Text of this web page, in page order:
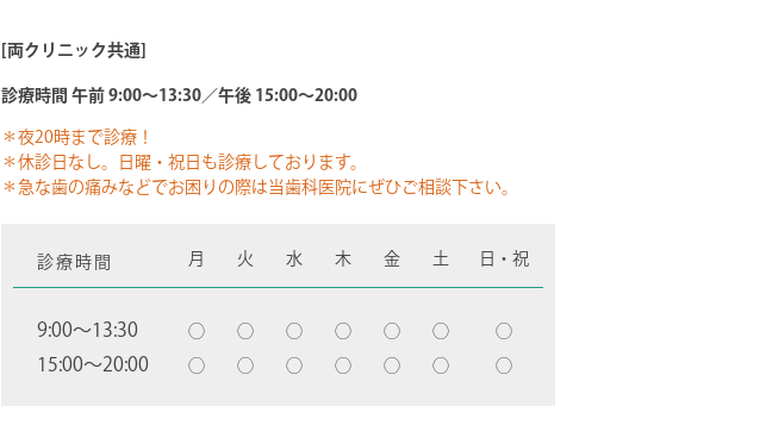
[両クリニック共通]
診療時間 午前 9:00～13:30／午後 15:00～20:00
＊夜20時まで診療！
＊休診日なし。日曜・祝日も診療しております。
＊急な歯の痛みなどでお困りの際は当歯科医院にぜひご相談下さい。
診療時間 月 火 水 木 金 土 日・祝
9:00〜13:30 ◯ ◯ ◯ ◯ ◯ ◯ ◯
15:00〜20:00 ◯ ◯ ◯ ◯ ◯ ◯ ◯